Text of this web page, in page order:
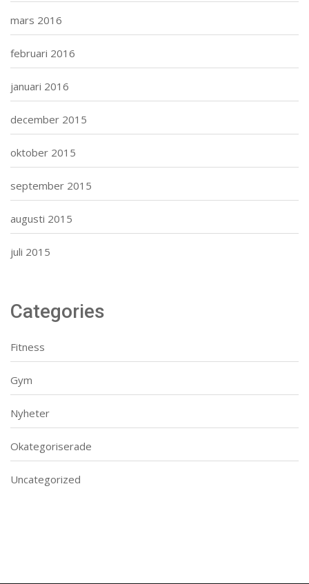
mars 2016
februari 2016
januari 2016
december 2015
oktober 2015
september 2015
augusti 2015
juli 2015
Categories
Fitness
Gym
Nyheter
Okategoriserade
Uncategorized